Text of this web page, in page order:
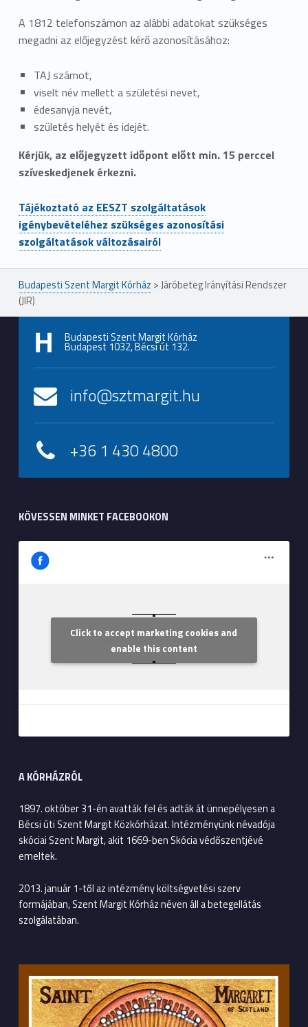
A 1812 telefonszámon az alábbi adatokat szükséges
megadni az előjegyzést kérő azonosításához:
TAJ számot,
viselt név mellett a születési nevet,
édesanyja nevét,
születés helyét és idejét.
Kérjük, az előjegyzett időpont előtt min. 15 perccel
szíveskedjenek érkezni.
Tájékoztató az EESZT szolgáltatások
igénybevételéhez szükséges azonosítási
szolgáltatások változásairól
Ugrás a főmenühöz
Budapesti Szent Margit Kórház >Járóbeteg Irányítási Rendszer
(JIR)
Budapesti Szent Margit Kórház
Budapest 1032, Bécsi út 132.
info@sztmargit.hu
+36 1 430 4800
KÖVESSEN MINKET FACEBOOKON
Szent Margit Kórház
Click to accept marketing cookies and
enable this content
A KÓRHÁZRÓL
1897. október 31-én avatták fel és adták át ünnepélyesen a
Bécsi úti Szent Margit Közkórházat. Intézményünk névadója
skóciai Szent Margit, akit 1669-ben Skócia védőszentjévé
emeltek.
2013. január 1-től az intézmény költségvetési szerv
formájában, Szent Margit Kórház néven áll a betegellátás
szolgálatában.